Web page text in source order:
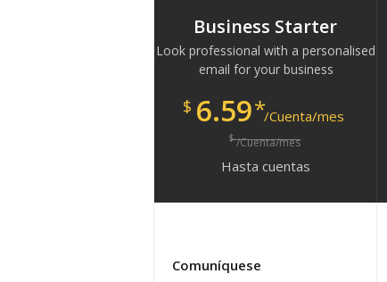
Business Starter
Look professional with a personalised
email for your business
$ 6.59*/Cuenta/mes
$/Cuenta/mes
Hasta cuentas
Comuníquese